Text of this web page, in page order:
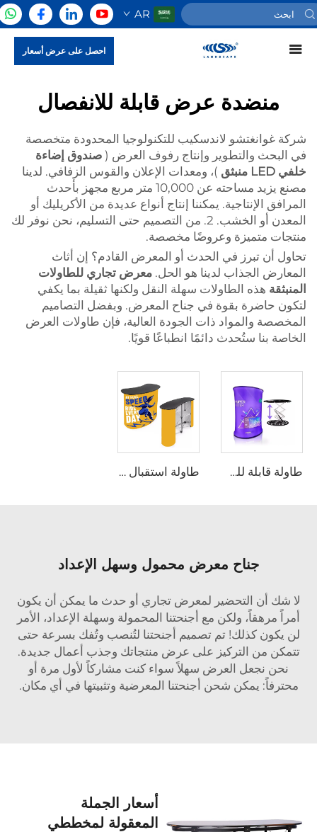
AR
احصل على عرض أسعار
منضدة عرض قابلة للانفصال
شركة غوانغتشو لاندسكيب للتكنولوجيا المحدودة متخصصة
في البحث والتطوير وإنتاج رفوف العرض ( صندوق إضاءة
خلفي LED منبثق
)، ومعدات الإعلان والقوس الزفافي. لدينا
مصنع يزيد مساحته عن 10,000 متر مربع مجهز بأحدث
المرافق الإنتاجية. يمكننا إنتاج أنواع عديدة من الأكريليك أو
المعدن أو الخشب. 2. من التصميم حتى التسليم، نحن نوفر لك
منتجات متميزة وعروضًا مخصصة.
تحاول أن تبرز في الحدث أو المعرض القادم؟ إن أثاث
المعارض الجذاب لدينا هو الحل. معرض تجاري للطاولات
المنبثقةهذه الطاولات سهلة النقل ولكنها ثقيلة بما يكفي
لتكون حاضرة بقوة في جناح المعرض. وبفضل التصاميم
المخصصة والمواد ذات الجودة العالية، فإن طاولات العرض
الخاصة بنا ستُحدث دائمًا انطباعًا قويًا.
طاولة قابلة للطي تفتح تلقائيًا طاولة استقبال محمولة وطاولة ترويجية
جناح معرض محمول وسهل الإعداد
لا شك أن التحضير لمعرض تجاري أو حدث ما يمكن أن يكون
أمراً مرهقاً، ولكن مع أجنحتنا المحمولة وسهلة الإعداد، الأمر
لن يكون كذلك! تم تصميم أجنحتنا لتُنصب وتُفك بسرعة حتى
تتمكن من التركيز على عرض منتجاتك وجذب أعمال جديدة.
نحن نجعل العرض سهلاً سواء كنت مشاركاً لأول مرة أو
محترفاً: يمكن شحن أجنحتنا المعرضية وتثبيتها في أي مكان.
أسعار الجملة
المعقولة لمخططي